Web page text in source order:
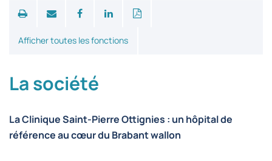
Print
Afficher toutes les fonctions
La société
La Clinique Saint-Pierre Ottignies : un hôpital de
référence au cœur du Brabant wallon